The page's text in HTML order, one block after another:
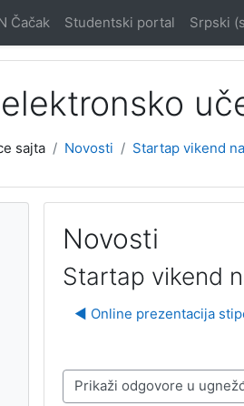
Čačak Studentski portal Srpski
sajta Novosti Startap vikend
Novosti
Startap vikend
◀︎ Online prezentacija
Način prikazivanja